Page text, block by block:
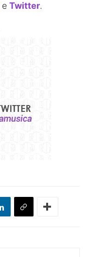
e Twitter.